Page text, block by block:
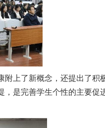
上了新概念，还提出了积
是完善学生个性的主要促